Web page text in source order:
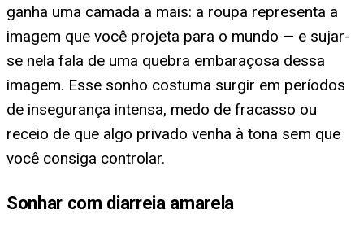
ganha uma camada a mais: a roupa representa a
imagem que você projeta para o mundo — e sujar-
se nela fala de uma quebra embaraçosa dessa
imagem. Esse sonho costuma surgir em períodos
de insegurança intensa, medo de fracasso ou
receio de que algo privado venha à tona sem que
você consiga controlar.
Sonhar com diarreia amarela